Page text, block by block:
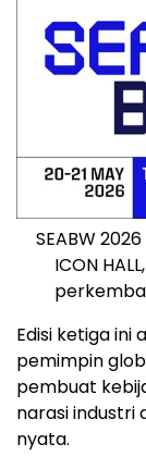
SEABW
ICON
Edisi ketiga
pemimpin
pembuat
narasi industri
nyata.